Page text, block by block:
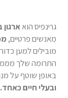
גרינפיס הוא
מאנשים פרטיים,
מובילים למען
התרומה שלך
באופן שוטף על
ובעלי חיים כאחד.